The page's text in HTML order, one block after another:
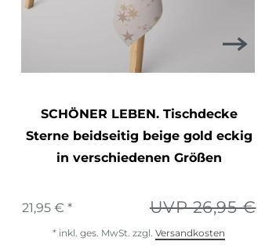
SCHÖNER LEBEN. Tischdecke
Sterne beidseitig beige gold eckig
in verschiedenen Größen
UVP 26,95 €
21,95 € *
* inkl. ges. MwSt. zzgl.Versandkosten